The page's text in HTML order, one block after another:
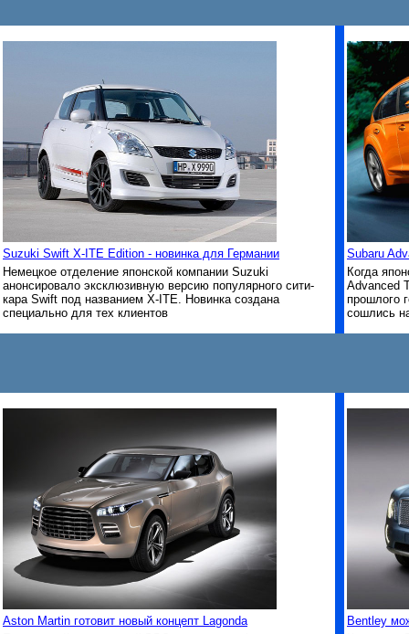
Suzuki Swift X-ITE Edition - новинка для Германии
Немецкое отделение японской компании Suzuki
анонсировало эксклюзивную версию популярного сити-
кара Swift под названием X-ITE. Новинка создана
специально для тех клиентов
Subaru
Когда
Advanced
прошлого
сошлись
Aston Martin готовит новый концепт Lagonda
Bentley